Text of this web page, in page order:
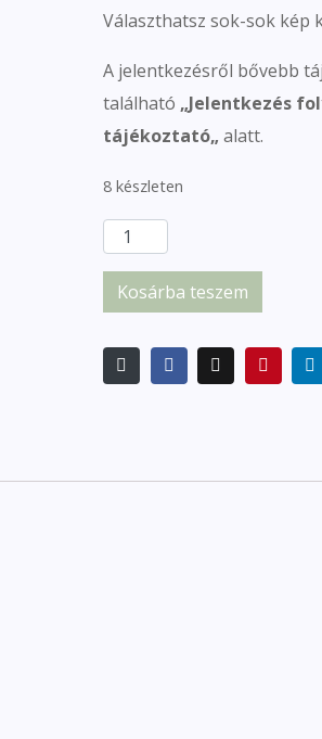
Választhatsz sok-sok kép
A jelentkezésről bővebb
található „Jelentkezés
tájékoztató„ alatt.
8 készleten
Kosárba teszem